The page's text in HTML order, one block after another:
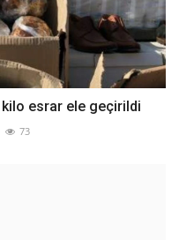
kilo esrar ele geçirildi
73